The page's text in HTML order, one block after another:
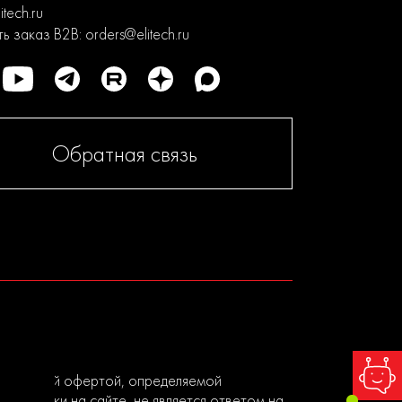
заказ B2B: orders@elitech.ru
Обратная связь
офертой, определяемой